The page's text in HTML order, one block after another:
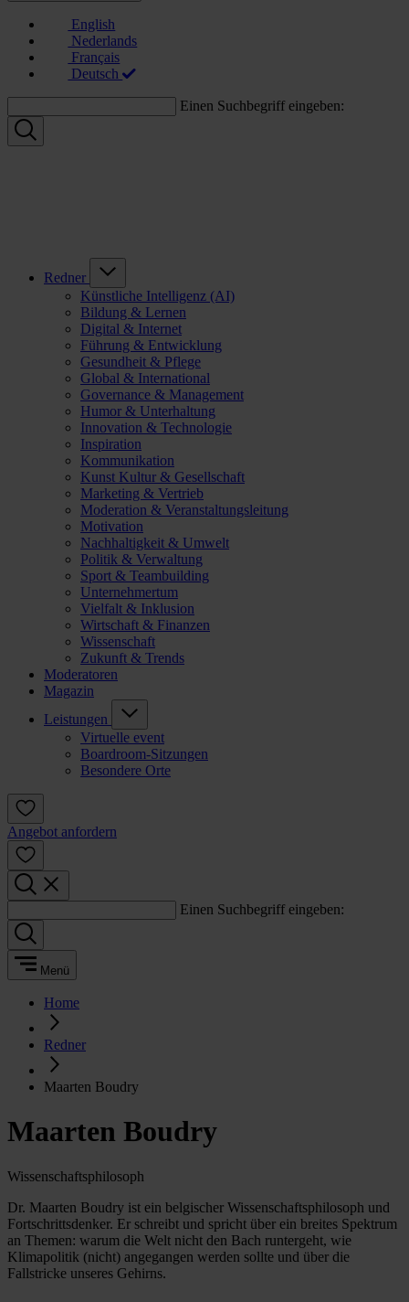
English
Nederlands
Français
Deutsch
Einen Suchbegriff eingeben:
Redner
Künstliche Intelligenz (AI)
Bildung & Lernen
Digital & Internet
Führung & Entwicklung
Gesundheit & Pflege
Global & International
Governance & Management
Humor & Unterhaltung
Innovation & Technologie
Inspiration
Kommunikation
Kunst Kultur & Gesellschaft
Marketing & Vertrieb
Moderation & Veranstaltungsleitung
Motivation
Nachhaltigkeit & Umwelt
Politik & Verwaltung
Sport & Teambuilding
Unternehmertum
Vielfalt & Inklusion
Wirtschaft & Finanzen
Wissenschaft
Zukunft & Trends
Moderatoren
Magazin
Leistungen
Virtuelle event
Boardroom-Sitzungen
Besondere Orte
Angebot anfordern
Einen Suchbegriff eingeben:
Menü
Home
Redner
Maarten Boudry
Maarten Boudry
Wissenschaftsphilosoph
Dr. Maarten Boudry ist ein belgischer Wissenschaftsphilosoph und
Fortschrittsdenker. Er schreibt und spricht über ein breites Spektrum
an Themen: warum die Welt nicht den Bach runtergeht, wie
Klimapolitik (nicht) angegangen werden sollte und über die
Fallstricke unseres Gehirns.